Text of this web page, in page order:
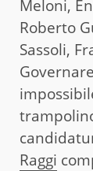
Meloni,
Roberto
Sassoli,
Raggi